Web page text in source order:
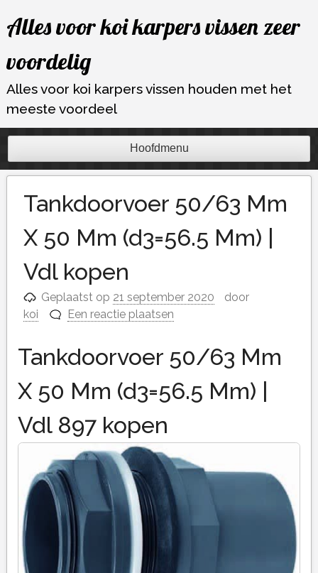
naar
inhoud
Alles voor koi karpers vissen zeer
voordelig
Alles voor koi karpers vissen houden met het
meeste voordeel
Hoofdmenu
Tankdoorvoer 50/63 Mm
X 50 Mm (d3=56.5 Mm) |
Vdl kopen
Geplaatst op 21 september 2020
door
koi
Een reactie plaatsen
Tankdoorvoer 50/63 Mm
X 50 Mm (d3=56.5 Mm) |
Vdl 897 kopen